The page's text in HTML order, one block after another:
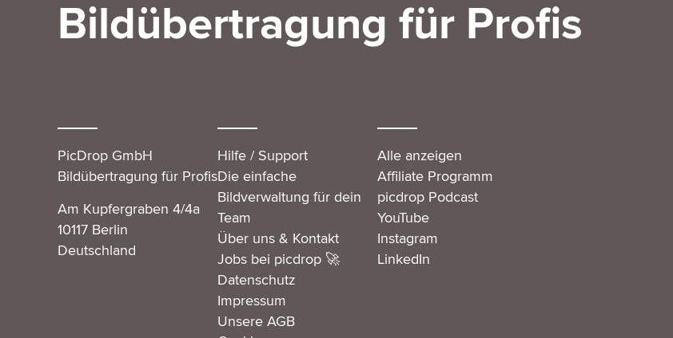
Bildübertragung für Profis
PicDrop GmbH
Bildübertragung für Profis
Am Kupfergraben 4/4a
10117 Berlin
Deutschland
Hilfe / Support
Die einfache
Bildverwaltung für dein
Team
Über uns & Kontakt
Jobs bei picdrop 🚀
Datenschutz
Impressum
Unsere AGB
Alle anzeigen
Affiliate Programm
picdrop Podcast
YouTube
Instagram
LinkedIn